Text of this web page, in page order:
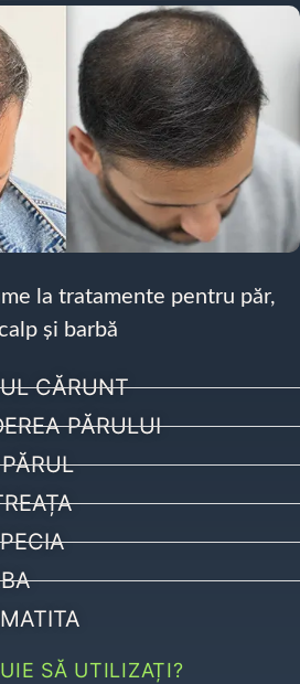
la tratamente pentru păr,
și barbă
CĂRUNT
PĂRULUI
SĂ UTILIZAȚI?